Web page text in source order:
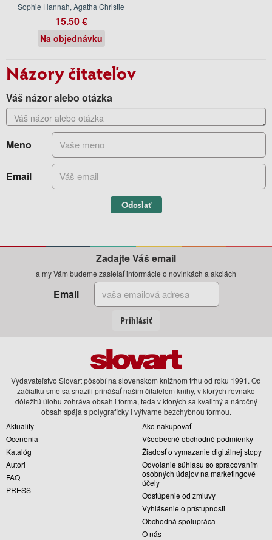
Sophie Hannah, Agatha Christie
15.50 €
Na objednávku
Názory čitateľov
Váš názor alebo otázka
Meno
Email
Odoslať
Zadajte Váš email
a my Vám budeme zasielať informácie o novinkách a akciách
Email
Prihlásiť
Vydavateľstvo Slovart pôsobí na slovenskom knižnom trhu od roku 1991. Od
začiatku sme sa snažili prinášať našim čitateľom knihy, v ktorých rovnako
dôležitú úlohu zohráva obsah i forma, teda v ktorých sa kvalitný a náročný
obsah spája s polygraficky i výtvarne bezchybnou formou.
Aktuality
Ocenenia
Katalóg
Autori
FAQ
PRESS
Ako nakupovať
Všeobecné obchodné podmienky
Žiadosť o vymazanie digitálnej stopy
Odvolanie súhlasu so spracovaním
osobných údajov na marketingové
účely
Odstúpenie od zmluvy
Vyhlásenie o prístupnosti
Obchodná spolupráca
O nás